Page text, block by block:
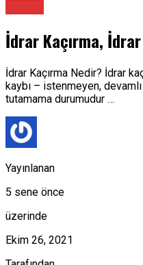
İdrar Kaçırma,
İdrar Kaçırma Nedir? İdrar
kaybı – istenmeyen,
tutamama durumudur …
Yayınlanan
5 sene önce
üzerinde
Ekim 26, 2021